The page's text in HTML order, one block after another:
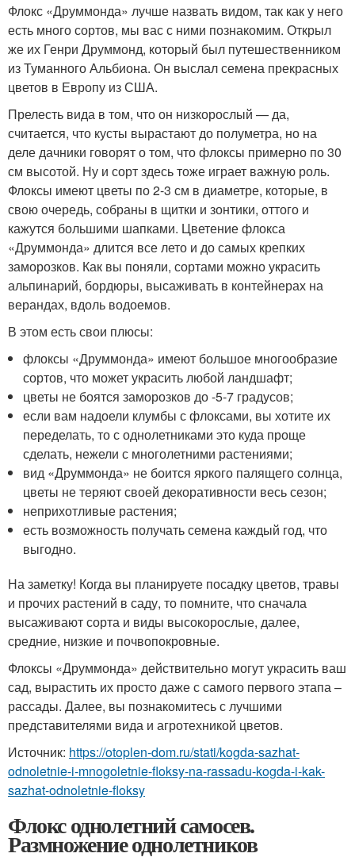
Флокс «Друммонда» лучше назвать видом, так как у него
есть много сортов, мы вас с ними познакомим. Открыл
же их Генри Друммонд, который был путешественником
из Туманного Альбиона. Он выслал семена прекрасных
цветов в Европу из США.
Прелесть вида в том, что он низкорослый — да,
считается, что кусты вырастают до полуметра, но на
деле дачники говорят о том, что флоксы примерно по 30
см высотой. Ну и сорт здесь тоже играет важную роль.
Флоксы имеют цветы по 2-3 см в диаметре, которые, в
свою очередь, собраны в щитки и зонтики, оттого и
кажутся большими шапками. Цветение флокса
«Друммонда» длится все лето и до самых крепких
заморозков. Как вы поняли, сортами можно украсить
альпинарий, бордюры, высаживать в контейнерах на
верандах, вдоль водоемов.
В этом есть свои плюсы:
флоксы «Друммонда» имеют большое многообразие
сортов, что может украсить любой ландшафт;
цветы не боятся заморозков до -5-7 градусов;
если вам надоели клумбы с флоксами, вы хотите их
переделать, то с однолетниками это куда проще
сделать, нежели с многолетними растениями;
вид «Друммонда» не боится яркого палящего солнца,
цветы не теряют своей декоративности весь сезон;
неприхотливые растения;
есть возможность получать семена каждый год, что
выгодно.
На заметку! Когда вы планируете посадку цветов, травы
и прочих растений в саду, то помните, что сначала
высаживают сорта и виды высокорослые, далее,
средние, низкие и почвопокровные.
Флоксы «Друммонда» действительно могут украсить ваш
сад, вырастить их просто даже с самого первого этапа –
рассады. Далее, вы познакомитесь с лучшими
представителями вида и агротехникой цветов.
Источник: https://otoplen-dom.ru/stati/kogda-sazhat-
odnoletnie-i-mnogoletnie-floksy-na-rassadu-kogda-i-kak-
sazhat-odnoletnie-floksy
Флокс однолетний самосев.
Размножение однолетников